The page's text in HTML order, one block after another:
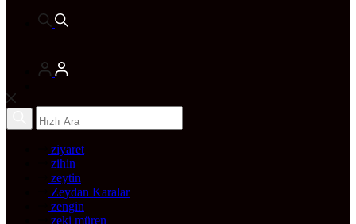
ziyaret
zihin
zeytin
Zeydan Karalar
zengin
zeki müren